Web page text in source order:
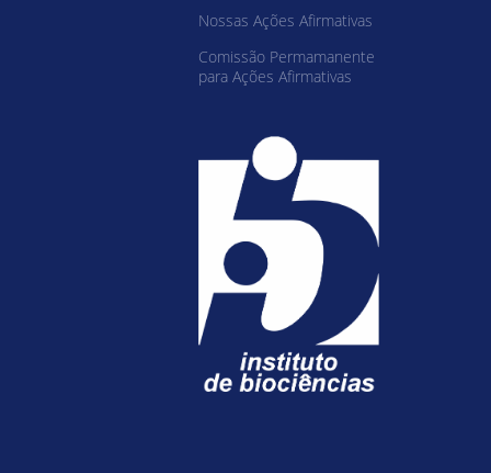
Nossas Ações Afirmativas
Comissão Permamanente
para Ações Afirmativas